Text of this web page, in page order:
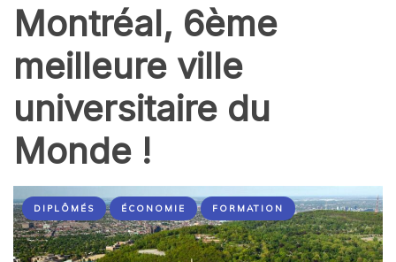
Montréal, 6ème
meilleure ville
universitaire du
Monde !
DIPLÔMÉS ÉCONOMIE FORMATION